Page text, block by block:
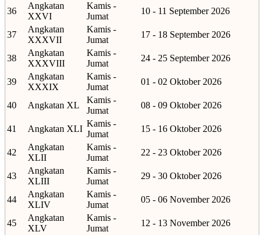
36
Angkatan
XXVI
Kamis -
Jumat
10 - 11 September 2026
37
Angkatan
XXXVII
Kamis -
Jumat
17 - 18 September 2026
38
Angkatan
XXXVIII
Kamis -
Jumat
24 - 25 September 2026
39
Angkatan
XXXIX
Kamis -
Jumat
01 - 02 Oktober 2026
40 Angkatan XL
Kamis -
Jumat
08 - 09 Oktober 2026
41 Angkatan XLI
Kamis -
Jumat
15 - 16 Oktober 2026
42
Angkatan
XLII
Kamis -
Jumat
22 - 23 Oktober 2026
43
Angkatan
XLIII
Kamis -
Jumat
29 - 30 Oktober 2026
44
Angkatan
XLIV
Kamis -
Jumat
05 - 06 November 2026
45
Angkatan
XLV
Kamis -
Jumat
12 - 13 November 2026